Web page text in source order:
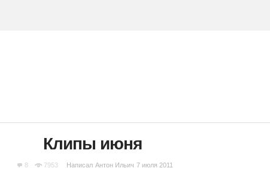
Клипы июня
8 7953 Написал Антон Ильич 7 июля 2011